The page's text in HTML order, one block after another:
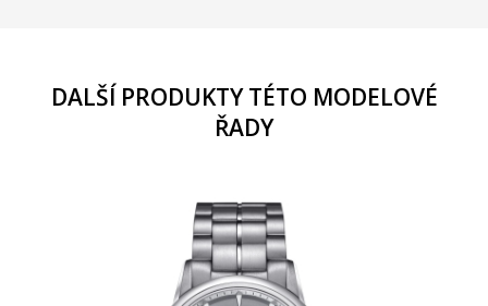
DALŠÍ PRODUKTY TÉTO MODELOVÉ
ŘADY